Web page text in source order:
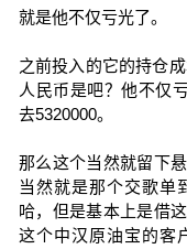
就是他不仅亏光了。
之前投入的它的持仓
人民币是吧？他不仅
去5320000。
那么这个当然就留下
当然就是那个交歌单
哈，但是基本上是借
这个中汉原油宝的客